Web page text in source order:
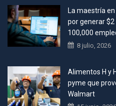
La maestría
por generar
100,000
8 julio, 2026
Alimentos H y
pyme que
Walmart